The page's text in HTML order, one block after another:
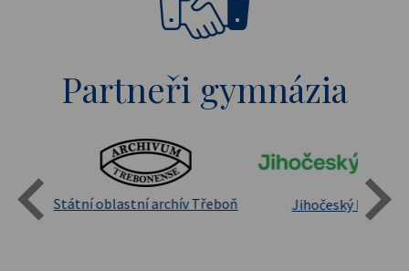
Partneři gymnázia
Státní oblastní archív Třeboň Jihočeský kraj